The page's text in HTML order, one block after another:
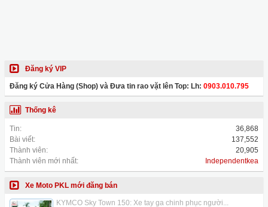
Đăng ký VIP
Đăng ký Cửa Hàng (Shop) và Đưa tin rao vặt lên Top: Lh: 0903.010.795
Thống kê
Tin:
36,868
Bài viết:
137,552
Thành viên:
20,905
Thành viên mới nhất:
Independentkea
Xe Moto PKL mới đăng bán
KYMCO Sky Town 150: Xe tay ga chinh phục người...